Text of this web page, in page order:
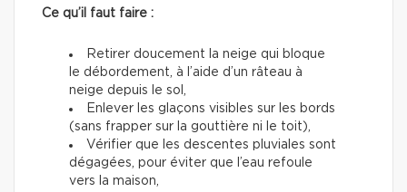
Ce qu’il faut faire :
Retirer doucement la neige qui bloque
le débordement, à l’aide d’un râteau à
neige depuis le sol,
Enlever les glaçons visibles sur les bords
(sans frapper sur la gouttière ni le toit),
Vérifier que les descentes pluviales sont
dégagées, pour éviter que l’eau refoule
vers la maison,